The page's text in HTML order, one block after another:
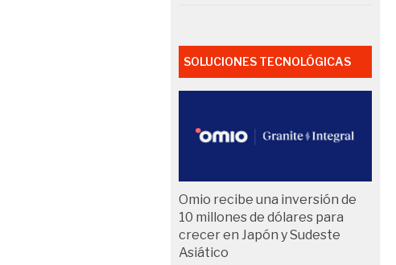
SOLUCIONES TECNOLÓGICAS
Omio recibe una inversión de
10 millones de dólares para
crecer en Japón y Sudeste
Asiático